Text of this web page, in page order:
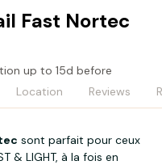
Fast Nortec
up to 15d before
Location Reviews
sont parfait pour ceux
& LIGHT, à la fois en